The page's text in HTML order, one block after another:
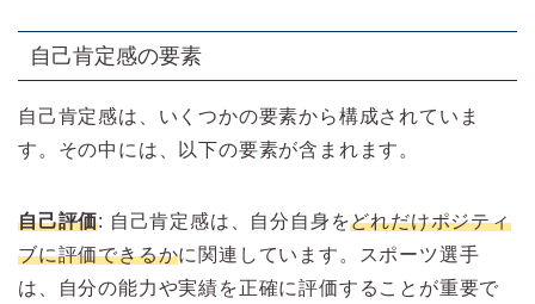
自己肯定感の要素
自己肯定感は、いくつかの要素から構成されていま
す。その中には、以下の要素が含まれます。
自己評価: 自己肯定感は、自分自身をどれだけポジティ
ブに評価できるかに関連しています。スポーツ選手
は、自分の能力や実績を正確に評価することが重要で